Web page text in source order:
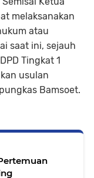
melaksanakan
atau
saat ini, sejauh
Tingkat 1
usulan
Bamsoet.